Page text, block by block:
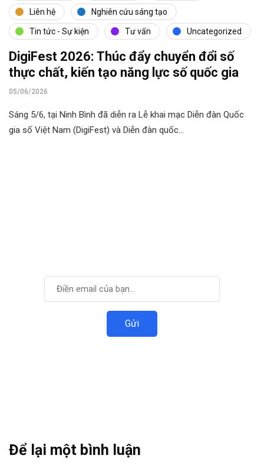
Liên hệ Nghiên cứu sáng tạo
Tin tức - Sự kiện Tư vấn Uncategorized
DigiFest 2026: Thúc đẩy chuyển đổi số
thực chất, kiến tạo năng lực số quốc gia
05/06/2026
Sáng 5/6, tại Ninh Bình đã diễn ra Lễ khai mạc Diễn đàn Quốc
gia số Việt Nam (DigiFest) và Diễn đàn quốc…
Để lại một bình luận